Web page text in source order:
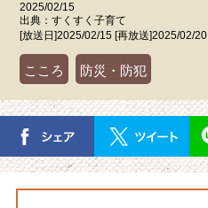
2025/02/15
出典：すくすく子育て
[放送日]2025/02/15 [再放送]2025/02/20
こころ 防災・防犯